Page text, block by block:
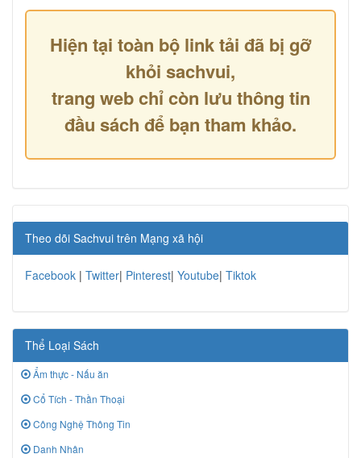
Hiện tại toàn bộ link tải đã bị gỡ
khỏi sachvui,
trang web chỉ còn lưu thông tin
đầu sách để bạn tham khảo.
Theo dõi Sachvui trên Mạng xã hội
Facebook | Twitter| Pinterest| Youtube| Tiktok
Thể Loại Sách
Ẩm thực - Nấu ăn
Cổ Tích - Thần Thoại
Công Nghệ Thông Tin
Danh Nhân